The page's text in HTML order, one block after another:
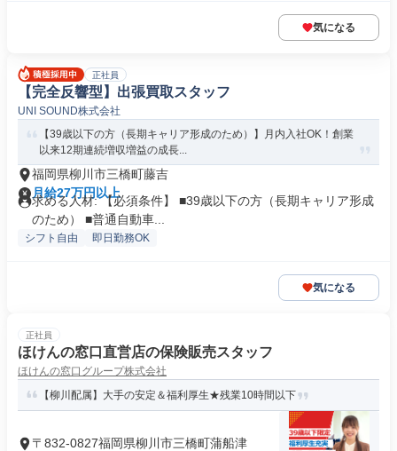
気になる
正社員
【完全反響型】出張買取スタッフ
UNI SOUND株式会社
【39歳以下の方（長期キャリア形成のため）】月内入社OK！創業
以来12期連続増収増益の成長...
福岡県柳川市三橋町藤吉
月給27万円以上
求める人材: 【必須条件】 ■39歳以下の方（長期キャリア形成
のため） ■普通自動車...
シフト自由 即日勤務OK
気になる
正社員
ほけんの窓口直営店の保険販売スタッフ
ほけんの窓口グループ株式会社
【柳川配属】大手の安定＆福利厚生★残業10時間以下
〒832-0827福岡県柳川市三橋町蒲船津